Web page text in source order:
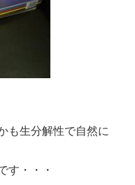
も生分解性で自然に
す・・・